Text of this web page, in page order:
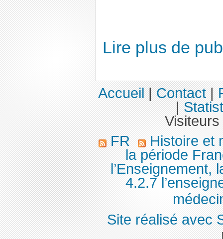
Lire plus de
Accueil|Contact|
|
FR
Histoire et
la période
l’Enseignement,
4.2.7
Site réalisé avec